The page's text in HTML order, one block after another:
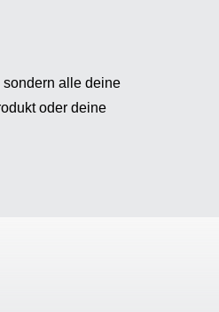
alle deine
oder deine